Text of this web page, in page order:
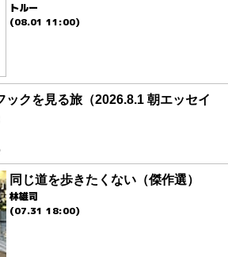
トルー
(08.01 11:00)
ックを見る旅（2026.8.1 朝エッセイ
同じ道を歩きたくない（傑作選）
林雄司
(07.31 18:00)